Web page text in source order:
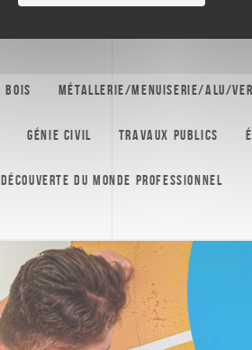
Bois Métallerie/Menuiserie/Alu/
Génie Civil Travaux publics
Découverte du monde professionnel